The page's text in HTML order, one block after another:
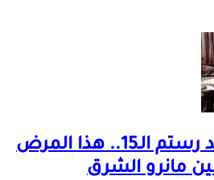
ذكرى وفاة هند رستم الـ15.. هذا المرض
مانرو الشرق